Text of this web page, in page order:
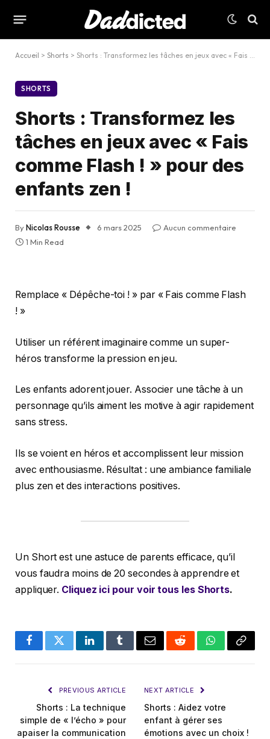
Accueil > Shorts > Shorts : Transformez les tâches en jeux avec « Fais comme Flash ! » pour des enfants zen !
SHORTS
Shorts : Transformez les
tâches en jeux avec « Fais
comme Flash ! » pour des
enfants zen !
ByNicolas Rousse 6 mars 2025
Aucun commentaire
1 Min Read
Remplace « Dépêche-toi ! » par « Fais comme Flash
! »
Utiliser un référent imaginaire comme un super-
héros transforme la pression en jeu.
Les enfants adorent jouer. Associer une tâche à un
personnage qu’ils aiment les motive à agir rapidement
sans stress.
Ils se voient en héros et accomplissent leur mission
avec enthousiasme. Résultat : une ambiance familiale
plus zen et des interactions positives.
Un Short est une astuce de parents efficace, qu’il
vous faudra moins de 20 secondes à apprendre et
appliquer. Cliquez ici pour voir tous les Shorts.
FacebookTwitterLinkedInTumblrEmail RedditWhatsApp
Copy
PREVIOUS ARTICLE
Shorts : La technique
simple de « l’écho » pour
apaiser la communication
NEXT ARTICLE
Shorts : Aidez votre
enfant à gérer ses
émotions avec un choix !